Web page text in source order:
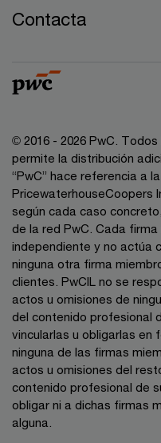
Contacta
© 2016 - 2026 PwC.
permite la distribución
“PwC” hace referencia a
PricewaterhouseCoopers
según cada caso
de la red PwC. Cada
independiente y no actúa
ninguna otra firma
clientes. PwCIL no se
actos u omisiones de
del contenido profesional
vincularlas u obligarlas en
ninguna de las firmas
actos u omisiones del
contenido profesional de
obligar ni a dichas firmas
alguna.